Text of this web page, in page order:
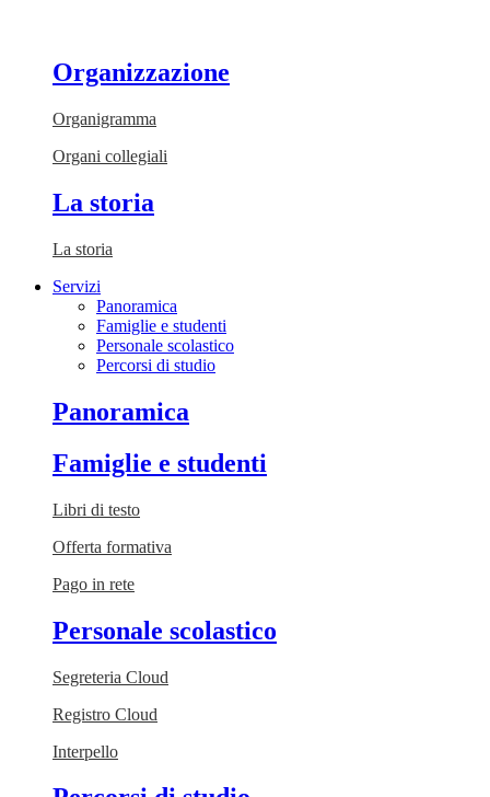
Organizzazione
Organigramma
Organi collegiali
La storia
La storia
Servizi
Panoramica
Famiglie e studenti
Personale scolastico
Percorsi di studio
Panoramica
Famiglie e studenti
Libri di testo
Offerta formativa
Pago in rete
Personale scolastico
Segreteria Cloud
Registro Cloud
Interpello